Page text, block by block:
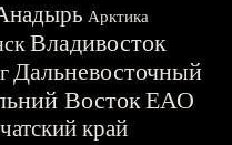
Арктика
Владивосток
Дальневосточный
ВостокЕАО
край